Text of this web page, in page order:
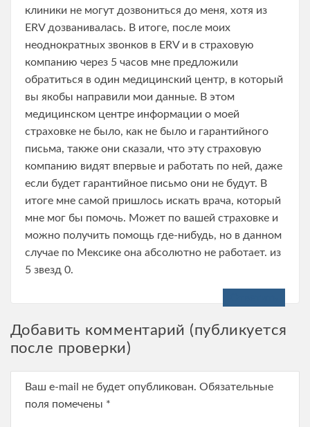
клиники не могут дозвониться до меня, хотя из
ERV дозванивалась. В итоге, после моих
неоднократных звонков в ERV и в страховую
компанию через 5 часов мне предложили
обратиться в один медицинский центр, в который
вы якобы направили мои данные. В этом
медицинском центре информации о моей
страховке не было, как не было и гарантийного
письма, также они сказали, что эту страховую
компанию видят впервые и работать по ней, даже
если будет гарантийное письмо они не будут. В
итоге мне самой пришлось искать врача, который
мне мог бы помочь. Может по вашей страховке и
можно получить помощь где-нибудь, но в данном
случае по Мексике она абсолютно не работает. из
5 звезд 0.
Добавить комментарий (публикуется
после проверки)
Ваш e-mail не будет опубликован. Обязательные
поля помечены *